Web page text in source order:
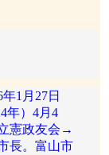
1月27日
年）4月4
憲政友会→
長。富山市